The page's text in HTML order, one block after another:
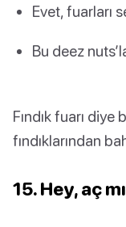
Evet, fuarları
Bu deez
Fındık fuarı diye
fındıklarından
15. Hey, aç